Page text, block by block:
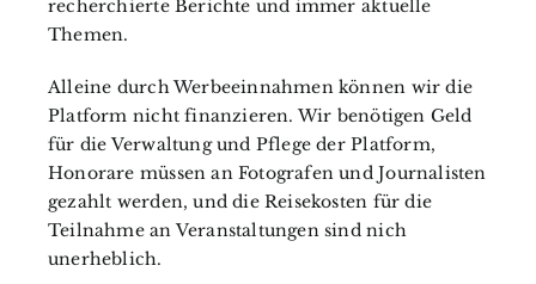
recherchierte Berichte und immer aktuelle
Themen.
Alleine durch Werbeeinnahmen können wir die
Platform nicht finanzieren. Wir benötigen Geld
für die Verwaltung und Pflege der Platform,
Honorare müssen an Fotografen und Journalisten
gezahlt werden, und die Reisekosten für die
Teilnahme an Veranstaltungen sind nich
unerheblich.